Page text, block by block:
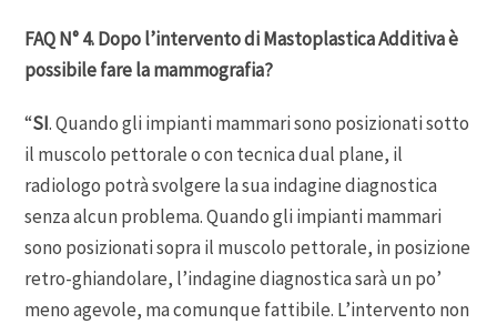
FAQ N° 4. Dopo l’intervento di Mastoplastica Additiva è
possibile fare la mammografia?
“SI. Quando gli impianti mammari sono posizionati sotto
il muscolo pettorale o con tecnica dual plane, il
radiologo potrà svolgere la sua indagine diagnostica
senza alcun problema. Quando gli impianti mammari
sono posizionati sopra il muscolo pettorale, in posizione
retro-ghiandolare, l’indagine diagnostica sarà un po’
meno agevole, ma comunque fattibile. L’intervento non